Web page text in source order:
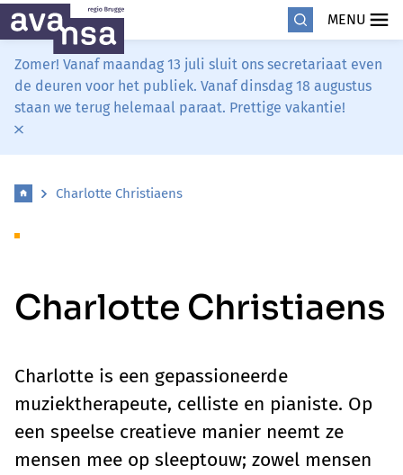
MENU
Zomer! Vanaf maandag 13 juli sluit ons secretariaat even
de deuren voor het publiek. Vanaf dinsdag 18 augustus
staan we terug helemaal paraat. Prettige vakantie!
Charlotte Christiaens
Charlotte Christiaens
Charlotte is een gepassioneerde
muziektherapeute, celliste en pianiste. Op
een speelse creatieve manier neemt ze
mensen mee op sleeptouw; zowel mensen